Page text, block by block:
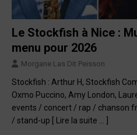
Le Stockfish à Nice :
menu pour 2026
Morgane Las Dit Peisson
Stockfish : Arthur H, Stockfish
Oxmo Puccino, Amy London,
events / concert / rap / chanson
/ stand-up
[ Lire la suite … ]